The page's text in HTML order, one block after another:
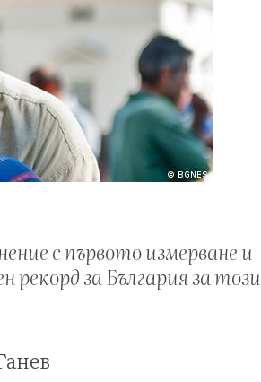
с първото измерване и
рекорд за България за този